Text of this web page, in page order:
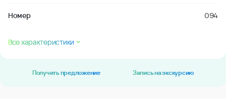
Номер 094
Все характеристики
Получить предложение Запись на экскурсию